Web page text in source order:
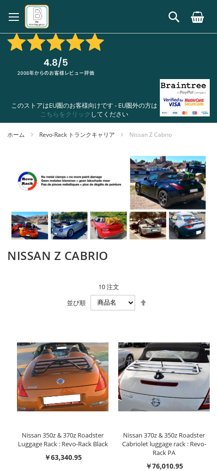
ン
テ
ツ
に
このストアはEU圏のお客様向けです - EU圏外の方は
こちらをクリック してください
ホーム Revo-Rack トランクキャリア Nissan Z Cabrio
NISSAN Z CABRIO
10注文
並び順
Nissan 350z & 370z Roadster
Luggage Rack : Revo-Rack Black
￥63,340.95
Nissan 370z & 350z Roadster
Cabriolet luggage rack : Revo-
Rack PA
￥76,010.95